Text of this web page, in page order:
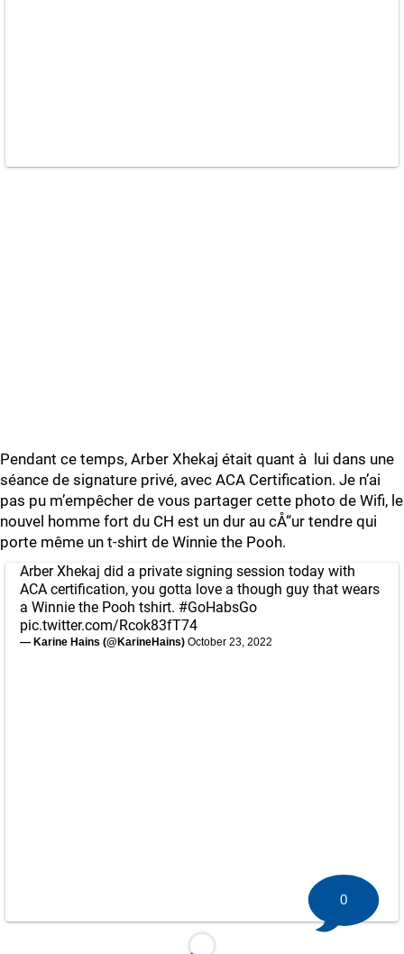
Pendant ce temps, Arber Xhekaj était quant à lui dans une
séance de signature privé, avec ACA Certification. Je n’ai
pas pu m’empêcher de vous partager cette photo de Wifi, le
nouvel homme fort du CH est un dur au cÅ“ur tendre qui
porte même un t-shirt de Winnie the Pooh.
Arber Xhekaj did a private signing session today with
ACA certification, you gotta love a though guy that wears
a Winnie the Pooh tshirt. #GoHabsGo
pic.twitter.com/Rcok83fT74
— Karine Hains (@KarineHains) October 23, 2022
0